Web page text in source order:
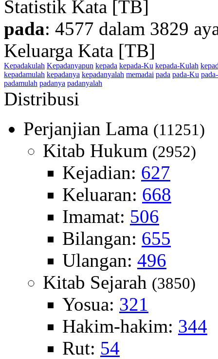
Statistik Kata [TB]
pada: 4577 dalam 3829
Keluarga Kata [TB]
Kepadakulah Kepadanyapun kepada kepada-Ku kepada-Kulah
kepadamulah kepadanya kepadanyalah memadai pada pada-Ku
padamulah padanya padanyalah
Distribusi
Perjanjian Lama (11251)
Kitab Hukum (2952)
Kejadian: 627
Keluaran: 668
Imamat: 506
Bilangan: 655
Ulangan: 496
Kitab Sejarah (3850)
Yosua: 321
Hakim-hakim: 344
Rut: 54